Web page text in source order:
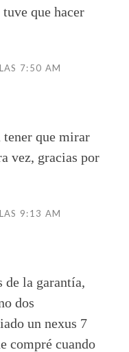
que hacer
7:50 AM
tener que mirar
vez, gracias por
9:13 AM
de la garantía,
dos
un nexus 7
compré cuando